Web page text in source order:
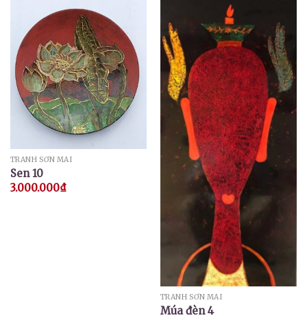
TRANH SƠN MÀI
Sen 10
3.000.000₫
TRANH SƠN MÀI
Múa đèn 4